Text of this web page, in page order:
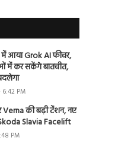
आया Grok AI फीचर,
में कर सकेंगे बातचीत,
6:42 PM
की बढ़ी टेंशन, नए
Slavia Facelift
PM